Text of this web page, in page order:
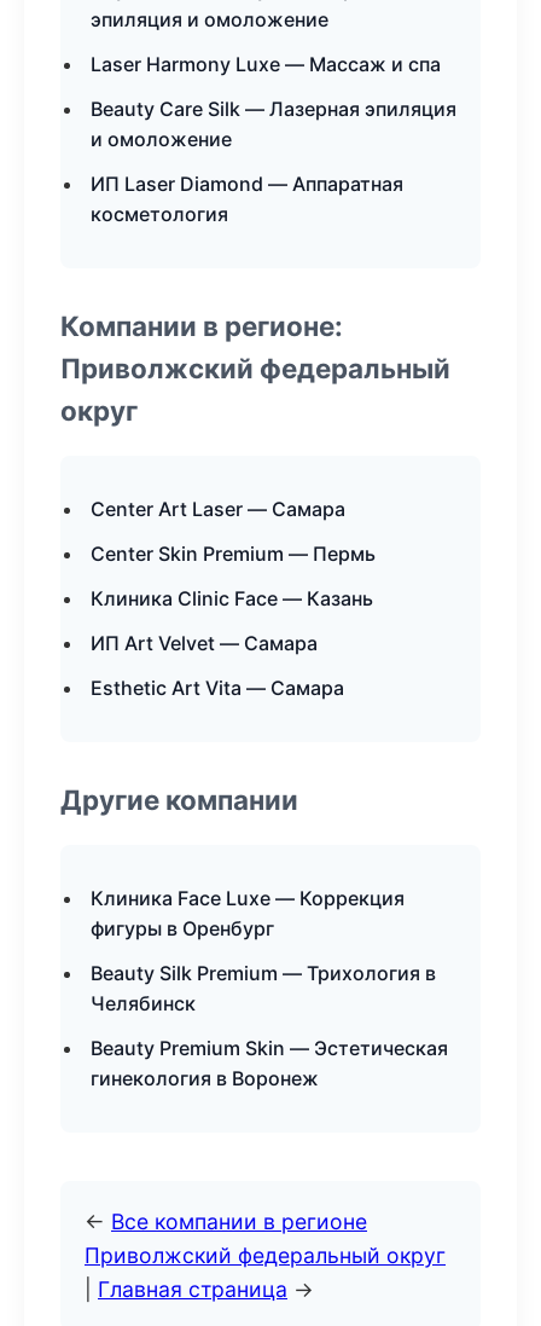
эпиляция и омоложение
Laser Harmony Luxe — Массаж и спа
Beauty Care Silk — Лазерная эпиляция
и омоложение
ИП Laser Diamond — Аппаратная
косметология
Компании в регионе:
Приволжский федеральный
округ
Center Art Laser — Самара
Center Skin Premium — Пермь
Клиника Clinic Face — Казань
ИП Art Velvet — Самара
Esthetic Art Vita — Самара
Другие компании
Клиника Face Luxe — Коррекция
фигуры в Оренбург
Beauty Silk Premium — Трихология в
Челябинск
Beauty Premium Skin — Эстетическая
гинекология в Воронеж
← Все компании в регионе
Приволжский федеральный округ
Главная страница →